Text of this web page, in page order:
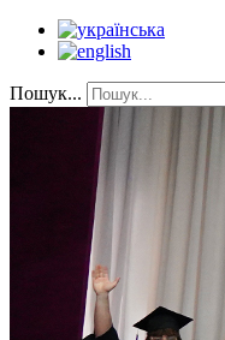
Пошук...